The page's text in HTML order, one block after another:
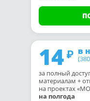
14 в
(380
за полный
материалам +
на проектах
на полгода